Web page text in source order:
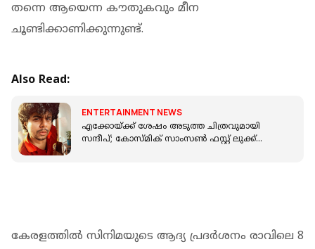
തന്നെ ആയെന്ന കൗതുകവും മീന
ചൂണ്ടിക്കാണിക്കുന്നുണ്ട്.
Also Read:
ENTERTAINMENT NEWS
എക്കോയ്ക്ക് ശേഷം അടുത്ത ചിത്രവുമായി
സന്ദീപ്; കോസ്മിക് സാംസൺ ഫസ്റ്റ് ലുക്ക്
കേരളത്തില്‍ സിനിമയുടെ ആദ്യ പ്രദര്‍ശനം രാവിലെ 8